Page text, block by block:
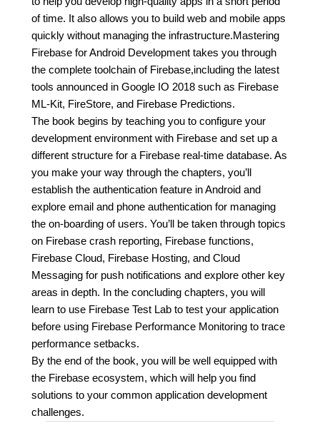
of time. It also allows you to build web and mobile apps
quickly without managing the infrastructure.Mastering
Firebase for Android Development takes you through
the complete toolchain of Firebase,including the latest
tools announced in Google IO 2018 such as Firebase
ML-Kit, FireStore, and Firebase Predictions.
The book begins by teaching you to configure your
development environment with Firebase and set up a
different structure for a Firebase real-time database. As
you make your way through the chapters, you’ll
establish the authentication feature in Android and
explore email and phone authentication for managing
the on-boarding of users. You’ll be taken through topics
on Firebase crash reporting, Firebase functions,
Firebase Cloud, Firebase Hosting, and Cloud
Messaging for push notifications and explore other key
areas in depth. In the concluding chapters, you will
learn to use Firebase Test Lab to test your application
before using Firebase Performance Monitoring to trace
performance setbacks.
By the end of the book, you will be well equipped with
the Firebase ecosystem, which will help you find
solutions to your common application development
challenges.